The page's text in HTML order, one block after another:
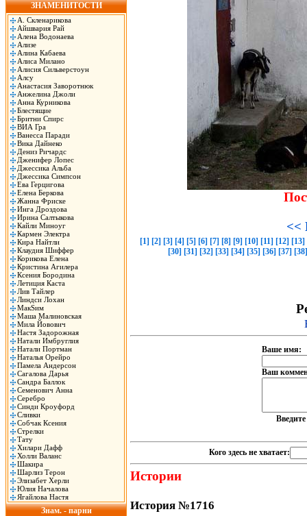
ЗНАМЕНИТОСТИ
А. Скленарикова
Айшвария Рай
Алена Водонаева
Ализе
Алина Кабаева
Алиса Милано
Алисия Сильверстоун
Алсу
Анастасия Заворотнюк
Анжелина Джоли
Анна Курникова
Блестящие
Бритни Спирс
ВИА Гра
Ванесса Паради
Вика Дайнеко
Дениз Ричардс
Дженифер Лопес
Джессика Альба
Джессика Симпсон
Ева Герцигова
Елена Беркова
Жанна Фриске
Инга Дроздова
Ирина Салтыкова
Кайли Миноуг
Кармен Электра
Кира Найтли
Клаудия Шиффер
Корикова Елена
Кристина Агилера
Ксения Бородина
Летиция Каста
Лив Тайлер
Линдси Лохан
МакSим
Маша Малиновская
Мила Йовович
Настя Задорожная
Натали Имбруглия
Натали Портман
Наталья Орейро
Памела Андерсон
Сагалова Дарья
Сандра Баллок
Семенович Анна
Серебро
Синди Кроуфорд
Сливки
Собчак Ксения
Стрелки
Тату
Хилари Дафф
Холли Валанс
Шакира
Шарлиз Терон
Элизабет Херли
Юлия Началова
Ягайлова Настя
Знам. - парни
<<
[1] [2] [3] [4] [5] [6] [7] [8] [9] [10] [11] [12] [13]
[30] [31] [32] [33] [34] [35] [36] [37] [38]
Ваше имя:
Ваш
Кого здесь не хватает:
Истории
История №1716